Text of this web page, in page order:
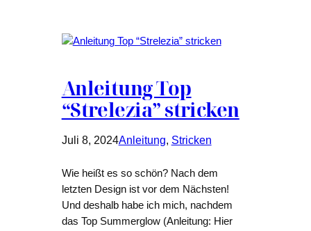
Anleitung Top
“Strelezia” stricken
Juli 8, 2024Anleitung, Stricken
Wie heißt es so schön? Nach dem
letzten Design ist vor dem Nächsten!
Und deshalb habe ich mich, nachdem
das Top Summerglow (Anleitung: Hier